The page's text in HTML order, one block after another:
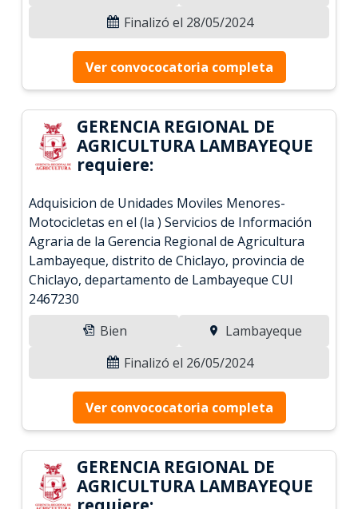
Finalizó el 28/05/2024
Ver convococatoria completa
GERENCIA REGIONAL DE
AGRICULTURA LAMBAYEQUE
requiere:
Adquisicion de Unidades Moviles Menores-
Motocicletas en el (la ) Servicios de Información
Agraria de la Gerencia Regional de Agricultura
Lambayeque, distrito de Chiclayo, provincia de
Chiclayo, departamento de Lambayeque CUI
2467230
Bien
Lambayeque
Finalizó el 26/05/2024
Ver convococatoria completa
GERENCIA REGIONAL DE
AGRICULTURA LAMBAYEQUE